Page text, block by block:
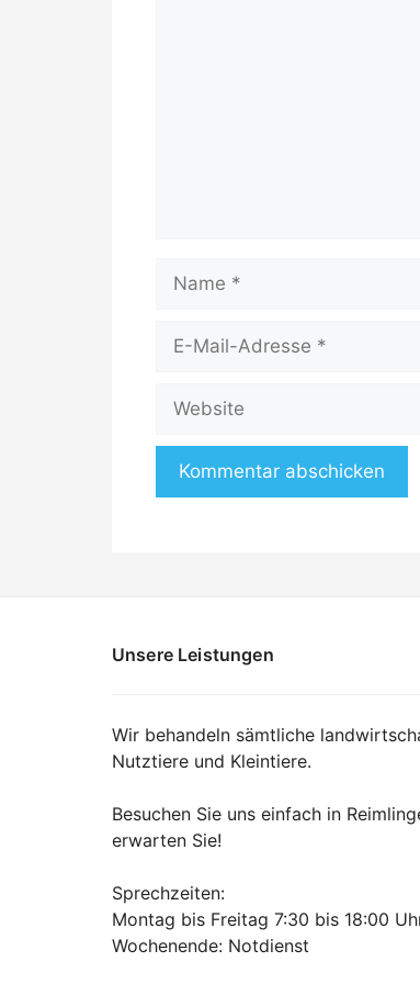
Name
Website
Unsere Leistungen
Wir behandeln sämtliche
Nutztiere und Kleintiere.
Besuchen Sie uns einfach in
erwarten Sie!
Sprechzeiten:
Montag bis Freitag 7:30 bis 18:00
Wochenende: Notdienst